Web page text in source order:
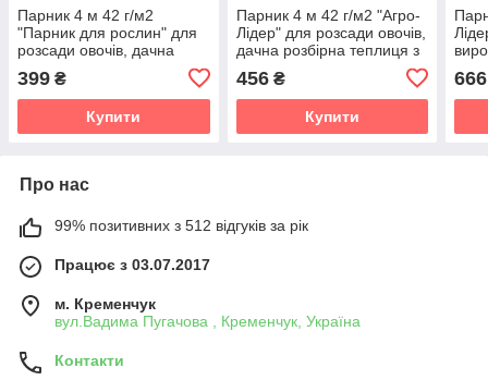
Парник 4 м 42 г/м2
"Парник для рослин" для
розсади овочів, дачна
спанбонду
399 ₴
Купити
Парник 4 м 42 г/м2 "Агро-
Лідер" для розсади овочів,
дачна розбірна теплиця з
456₴
Купити
666
Про нас
99% позитивних з 512 відгуків за рік
Працює з 03.07.2017
м. Кременчук
вул.Вадима Пугачова , Кременчук, Україна
Контакти